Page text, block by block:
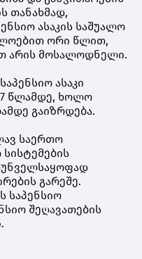
თანახმად,
ასაკის საშუალო
ორი წლით,
არის მოსალოდნელი.
ასაკი
წლამდე, ხოლო
გაიზრდება.
საერთო
გარეშე.
საპენსიო
შეღავათების